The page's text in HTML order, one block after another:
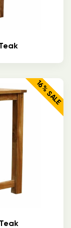
16% SALE